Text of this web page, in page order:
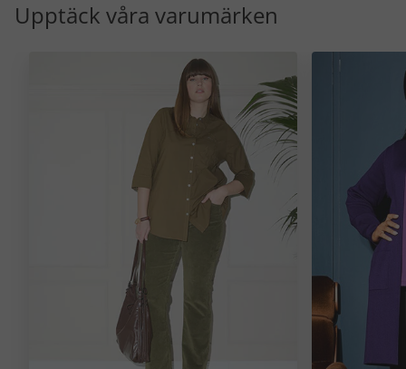
Upptäck våra varumärken